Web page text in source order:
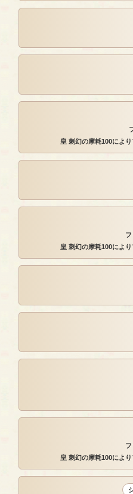
皇 刺幻の摩耗100によ
皇 刺幻の摩耗100によ
皇 刺幻の摩耗100によ